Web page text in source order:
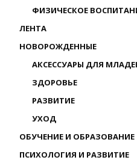
ФИЗИЧЕСКОЕ
ЛЕНТА
НОВОРОЖДЕННЫЕ
АКСЕССУАРЫ ДЛЯ
ЗДОРОВЬЕ
РАЗВИТИЕ
УХОД
ОБУЧЕНИЕ И ОБРАЗОВАНИЕ
ПСИХОЛОГИЯ И РАЗВИТИЕ